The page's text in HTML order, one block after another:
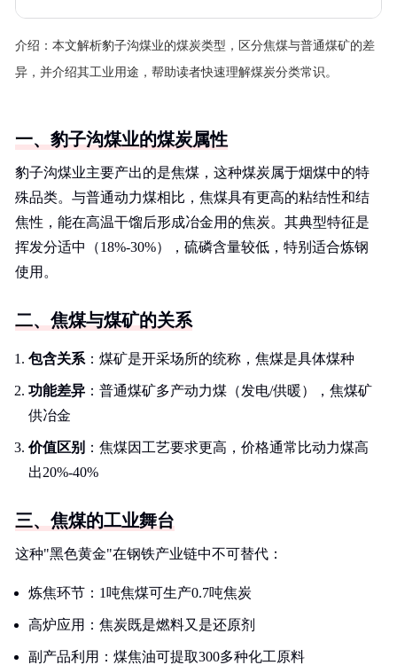
介绍： 本文解析豹子沟煤业的煤炭类型，区分焦煤与普通煤矿的差
异，并介绍其工业用途，帮助读者快速理解煤炭分类常识。
一、豹子沟煤业的煤炭属性
豹子沟煤业主要产出的是焦煤，这种煤炭属于烟煤中的特
殊品类。与普通动力煤相比，焦煤具有更高的粘结性和结
焦性，能在高温干馏后形成冶金用的焦炭。其典型特征是
挥发分适中（18%-30%），硫磷含量较低，特别适合炼钢
使用。
二、焦煤与煤矿的关系
包含关系 ：煤矿是开采场所的统称，焦煤是具体煤种
功能差异 ：普通煤矿多产动力煤（发电/供暖），焦煤矿
供冶金
价值区别 ：焦煤因工艺要求更高，价格通常比动力煤高
出20%-40%
三、焦煤的工业舞台
这种"黑色黄金"在钢铁产业链中不可替代：
炼焦环节：1吨焦煤可生产0.7吨焦炭
高炉应用：焦炭既是燃料又是还原剂
副产品利用：煤焦油可提取300多种化工原料